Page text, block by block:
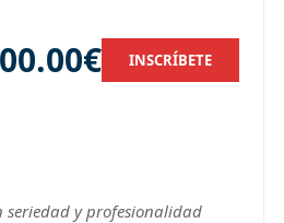
INSCRÍBETE
seriedad y profesionalidad